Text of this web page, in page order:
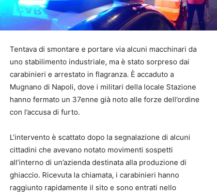
Tentava di smontare e portare via alcuni macchinari da
uno stabilimento industriale, ma è stato sorpreso dai
carabinieri e arrestato in flagranza. È accaduto a
Mugnano di Napoli, dove i militari della locale Stazione
hanno fermato un 37enne già noto alle forze dell’ordine
con l’accusa di furto.
L’intervento è scattato dopo la segnalazione di alcuni
cittadini che avevano notato movimenti sospetti
all’interno di un’azienda destinata alla produzione di
ghiaccio. Ricevuta la chiamata, i carabinieri hanno
raggiunto rapidamente il sito e sono entrati nello